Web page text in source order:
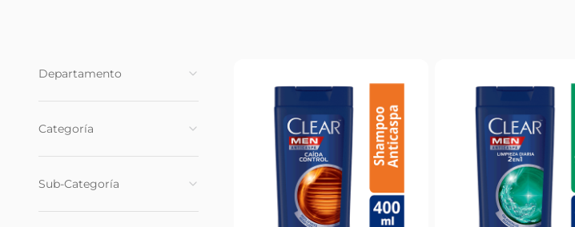
Departamento
Categoría
Sub-Categoría